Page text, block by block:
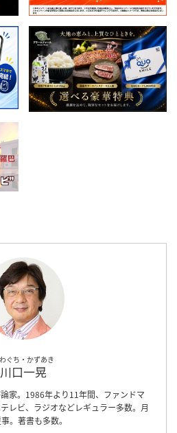
ぐち・かずあき
川口一晃
家。1986年より11年間、ファンドマ
レビ、ラジオなどレギュラー多数。月
。著書も多数。